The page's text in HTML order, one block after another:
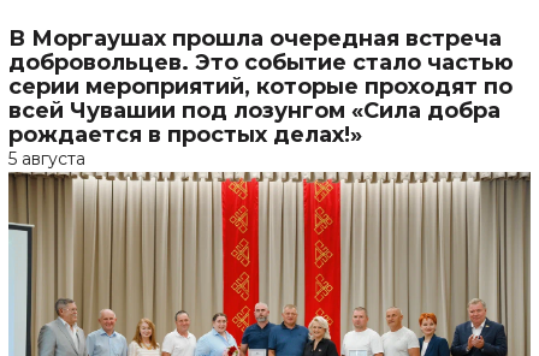
В Моргаушах прошла очередная встреча
добровольцев. Это событие стало частью
серии мероприятий, которые проходят по
всей Чувашии под лозунгом «Сила добра
рождается в простых делах!»
5 августа